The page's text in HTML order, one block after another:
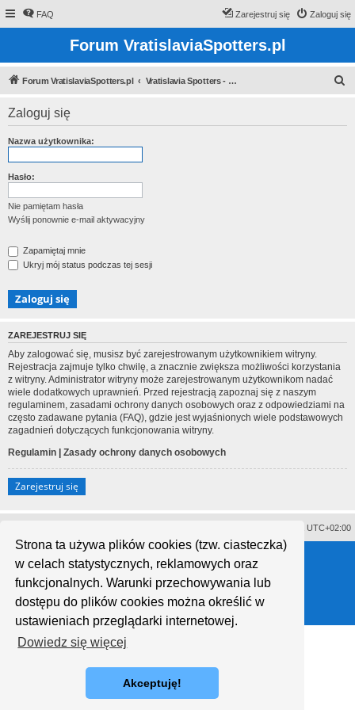
Strona ta używa plików cookies (tzw. ciasteczka)
w celach statystycznych, reklamowych oraz
funkcjonalnych. Warunki przechowywania lub
dostępu do plików cookies można określić w
ustawieniach przeglądarki internetowej.
Dowiedz się więcej
Akceptuję!
FAQ Zaloguj się
Zarejestruj się
Forum VratislaviaSpotters.pl
Forum VratislaviaSpotters.pl Vratislavia Spotters - Wroclawska grupa spotterska
Zaloguj się
Nazwa użytkownika:
Hasło:
Nie pamiętam hasła
Wyślij ponownie e-mail aktywacyjny
Zapamiętaj mnie
Ukryj mój status podczas tej sesji
ZAREJESTRUJ SIĘ
Aby zalogować się, musisz być zarejestrowanym użytkownikiem witryny.
Rejestracja zajmuje tylko chwilę, a znacznie zwiększa możliwości korzystania
z witryny. Administrator witryny może zarejestrowanym użytkownikom nadać
wiele dodatkowych uprawnień. Przed rejestracją zapoznaj się z naszym
regulaminem, zasadami ochrony danych osobowych oraz z odpowiedziami na
często zadawane pytania (FAQ), gdzie jest wyjaśnionych wiele podstawowych
zagadnień dotyczących funkcjonowania witryny.
Regulamin | Zasady ochrony danych osobowych
Zarejestruj się
UTC+02:00
Technologię dostarcza phpBB
® Forum Software © phpBB Limited
Polski pakiet językowy dostarczaphpBB.pl
Style proflat © 2017Mazeltof